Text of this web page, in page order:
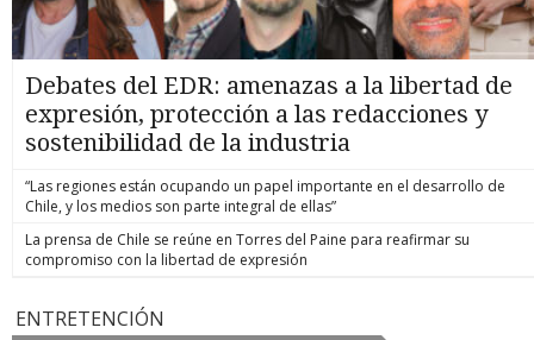
Debates del EDR: amenazas a la libertad de
expresión, protección a las redacciones y
sostenibilidad de la industria
“Las regiones están ocupando un papel importante en el desarrollo de
Chile, y los medios son parte integral de ellas”
La prensa de Chile se reúne en Torres del Paine para reafirmar su
compromiso con la libertad de expresión
ENTRETENCIÓN